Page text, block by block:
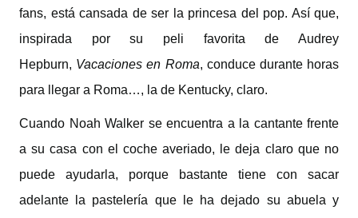
fans, está cansada de ser la princesa del pop. Así que,
inspirada por su peli favorita de Audrey
Hepburn, Vacaciones en Roma, conduce durante horas
para llegar a Roma…, la de Kentucky, claro.
Cuando Noah Walker se encuentra a la cantante frente
a su casa con el coche averiado, le deja claro que no
puede ayudarla, porque bastante tiene con sacar
adelante la pastelería que le ha dejado su abuela y